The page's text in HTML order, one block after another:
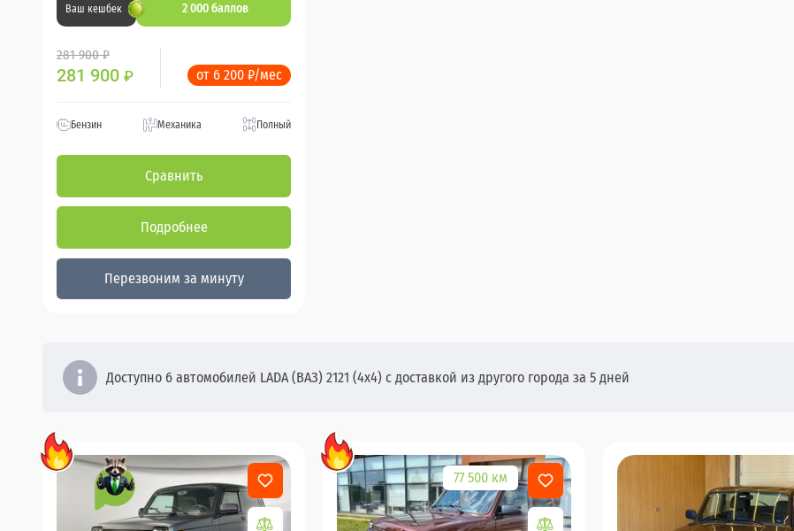
Ваш кешбек 2 000 баллов
281 900 ₽
281 900 ₽ от 6 200 ₽/мес
Бензин Механика Полный
Сравнить
Подробнее
Перезвоним за минуту
Доступно 6 автомобилей LADA (ВАЗ) 2121 (4x4) с доставкой из другого города за 5 дней
77 500 км